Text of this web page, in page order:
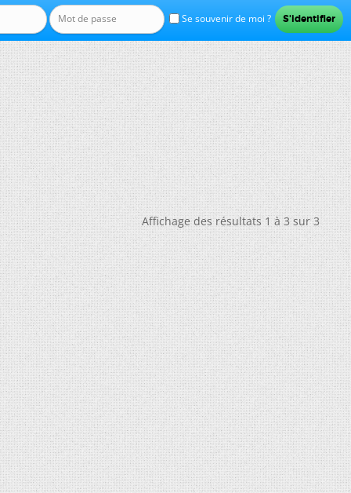
Se souvenir de moi ?
Affichage des résultats 1 à 3 sur 3